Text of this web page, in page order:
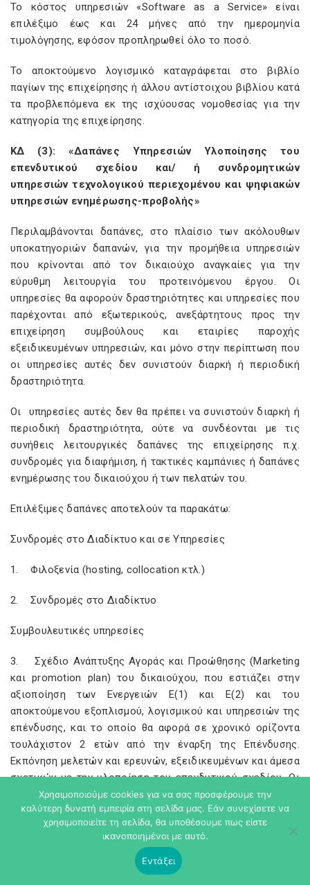
Το κόστος υπηρεσιών «Software as a Service» είναι
επιλέξιμο έως και 24 μήνες από την ημερομηνία
τιμολόγησης, εφόσον προπληρωθεί όλο το ποσό.
Το αποκτούμενο λογισμικό καταγράφεται στο βιβλίο
παγίων της επιχείρησης ή άλλου αντίστοιχου βιβλίου κατά
τα προβλεπόμενα εκ της ισχύουσας νομοθεσίας για την
κατηγορία της επιχείρησης.
ΚΔ (3): «Δαπάνες Υπηρεσιών Υλοποίησης του
επενδυτικού σχεδίου και/ ή συνδρομητικών
υπηρεσιών τεχνολογικού περιεχομένου και ψηφιακών
υπηρεσιών ενημέρωσης-προβολής»
Περιλαμβάνονται δαπάνες, στο πλαίσιο των ακόλουθων
υποκατηγοριών δαπανών, για την προμήθεια υπηρεσιών
που κρίνονται από τον δικαιούχο αναγκαίες για την
εύρυθμη λειτουργία του προτεινόμενου έργου. Οι
υπηρεσίες θα αφορούν δραστηριότητες και υπηρεσίες που
παρέχονται από εξωτερικούς, ανεξάρτητους προς την
επιχείρηση συμβούλους και εταιρίες παροχής
εξειδικευμένων υπηρεσιών, και μόνο στην περίπτωση που
οι υπηρεσίες αυτές δεν συνιστούν διαρκή ή περιοδική
δραστηριότητα.
Οι υπηρεσίες αυτές δεν θα πρέπει να συνιστούν διαρκή ή
περιοδική δραστηριότητα, ούτε να συνδέονται με τις
συνήθεις λειτουργικές δαπάνες της επιχείρησης π.χ.
συνδρομές για διαφήμιση, ή τακτικές καμπάνιες ή δαπάνες
ενημέρωσης του δικαιούχου ή των πελατών του.
Επιλέξιμες δαπάνες αποτελούν τα παρακάτω:
Συνδρομές στο Διαδίκτυο και σε Υπηρεσίες
1. Φιλοξενία (hosting, collocation κτλ.)
2. Συνδρομές στο Διαδίκτυο
Συμβουλευτικές υπηρεσίες
3. Σχέδιο Ανάπτυξης Αγοράς και Προώθησης (Μarketing
και promotion plan) του δικαιούχου, που εστιάζει στην
αξιοποίηση των Ενεργειών Ε(1) και Ε(2) και του
αποκτούμενου εξοπλισμού, λογισμικού και υπηρεσιών της
επένδυσης, και το οποίο θα αφορά σε χρονικό ορίζοντα
τουλάχιστον 2 ετών από την έναρξη της Επένδυσης.
Εκπόνηση μελετών και ερευνών, εξειδικευμένων και άμεσα
σχετικών με την υλοποίηση του επενδυτικού σχεδίου. Οι
μελέτες θα εξειδικεύουν τον τρόπο υλοποίησης των
Ενεργειών Ε(1) και Ε(2) με τεχνικά μέσα, εξοπλισμό,
λογισμικό και υπηρεσίες, με σκοπό την
αποτελεσματικότερη και ταχύτερη υλοποίηση του
Χρησιμοποιούμε cookies για να σας προσφέρουμε την
καλύτερη δυνατή εμπειρία στη σελίδα μας. Εάν συνεχίσετε να
χρησιμοποιείτε τη σελίδα, θα υποθέσουμε πως είστε
ικανοποιημένοι με αυτό.
Εντάξει